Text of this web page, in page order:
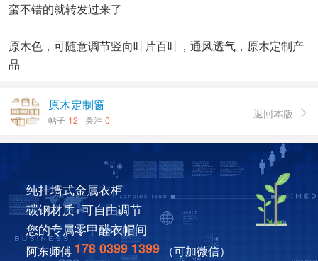
蛮不错的就转发过来了
原木色，可随意调节竖向叶片百叶，通风透气，原木定制产
品
原木定制窗
帖子 12 关注 0 返回本版 
纯挂墙式金属衣柜
碳钢材质+可自由调节
您的专属零甲醛衣帽间
阿东师傅 178 0399 1399 （可加微信）